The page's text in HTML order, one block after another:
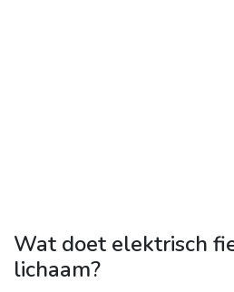
Wat doet elektrisch
lichaam?